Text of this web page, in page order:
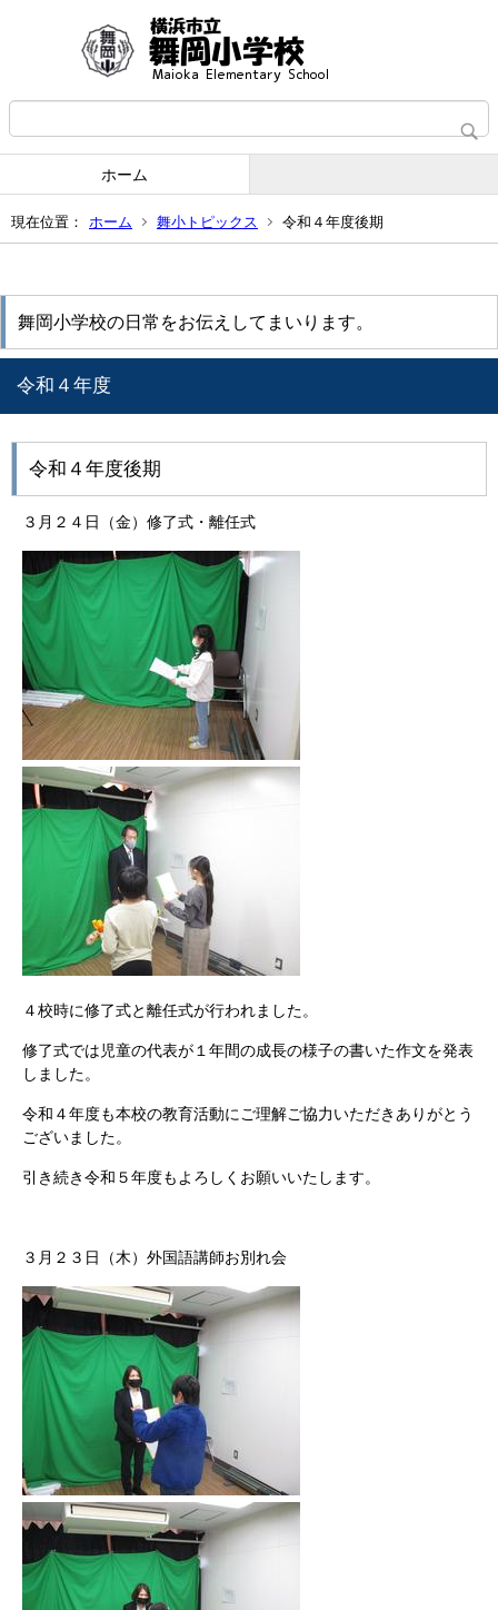
ホーム
現在位置： ホーム 舞小トピックス 令和４年度後期
舞岡小学校の日常をお伝えしてまいります。
令和４年度
令和４年度後期
３月２４日（金）修了式・離任式
４校時に修了式と離任式が行われました。
修了式では児童の代表が１年間の成長の様子の書いた作文を発表
しました。
令和４年度も本校の教育活動にご理解ご協力いただきありがとう
ございました。
引き続き令和５年度もよろしくお願いいたします。
３月２３日（木）外国語講師お別れ会